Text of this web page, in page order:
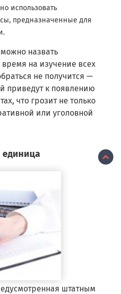
использовать
предназначенные для
назвать
время на изучение всех
не получится —
приведут к появлению
что грозит не только
или уголовной
единица
штатным